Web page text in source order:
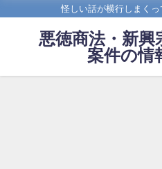
怪しい話が横行しまくっ
悪徳商法・新興
案件の情